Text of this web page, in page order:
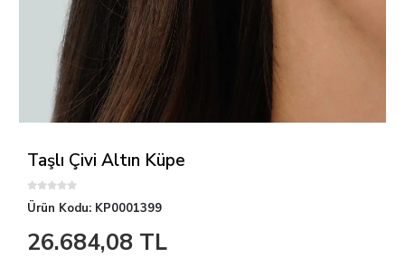
Taşlı Çivi Altın Küpe
Ürün Kodu: KP0001399
26.684,08 TL